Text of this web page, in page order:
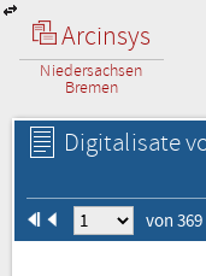
Arcinsys
Niedersachsen
Bremen
Digitalisate
von 369